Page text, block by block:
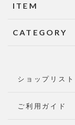
ITEM
CATEGORY
ショップリスト
ご利用ガイド